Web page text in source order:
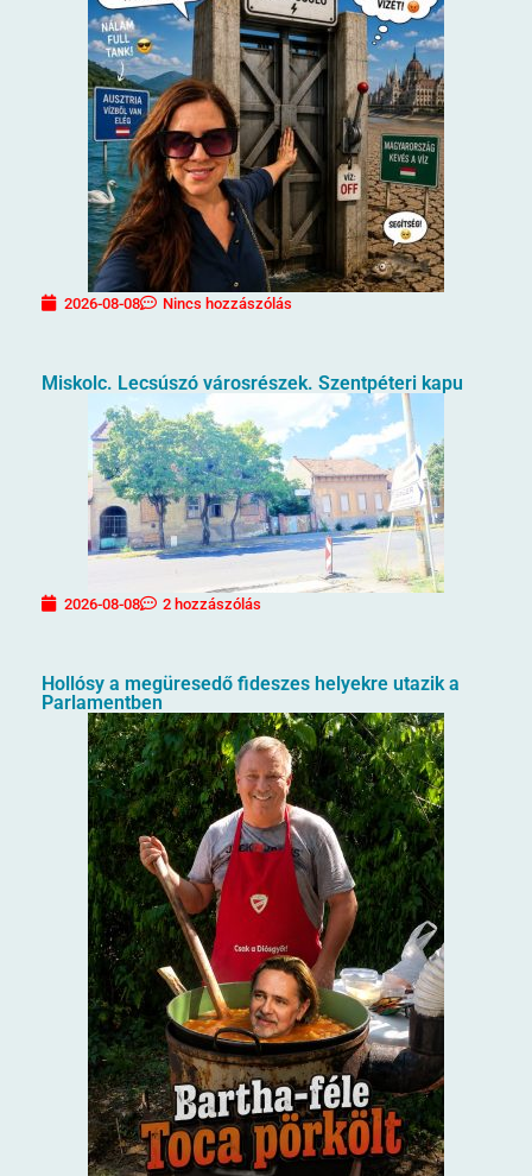
2026-08-08 Nincs hozzászólás
Miskolc. Lecsúszó városrészek. Szentpéteri kapu
2026-08-08 2 hozzászólás
Hollósy a megüresedő fideszes helyekre utazik a
Parlamentben